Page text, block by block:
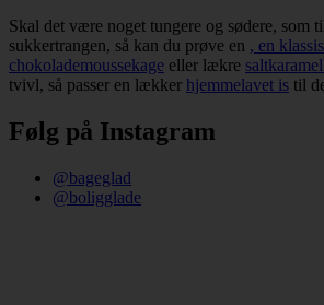
Skal det være noget tungere og sødere, som
sukkertrangen, så kan du prøve en , en
chokolademoussekage eller lækre
tvivl, så passer en lækker hjemmelavet is til
Følg på Instagram
@bageglad
@boligglade